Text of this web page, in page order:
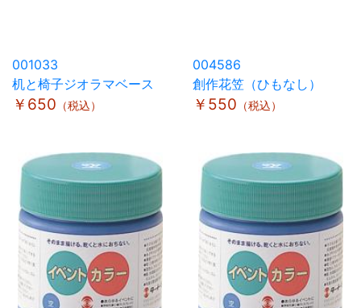
001033
机と椅子ジオラマベース
￥650 （税込）
004586
創作花笠（ひもなし）
￥550 （税込）